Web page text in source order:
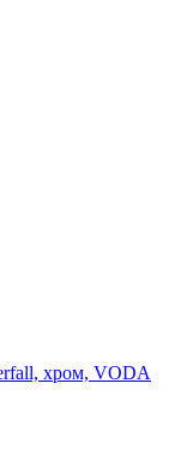
хром, VODA